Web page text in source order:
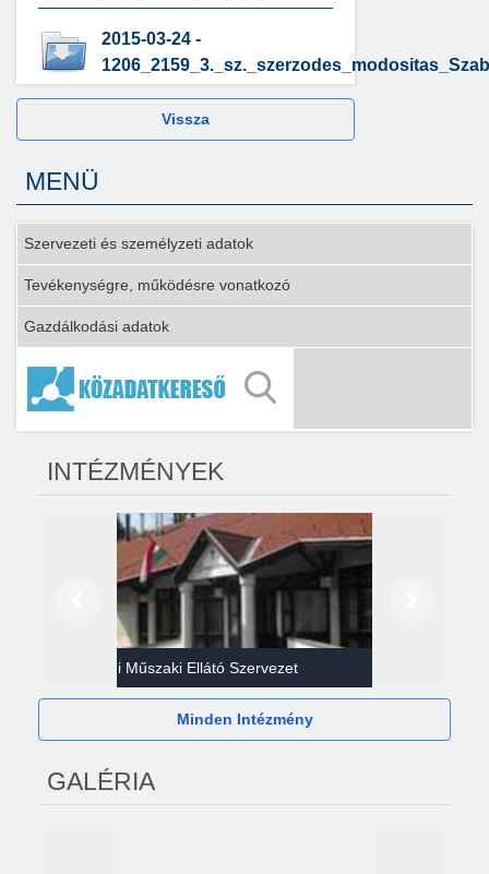
2015-03-24 -
Vissza
MENÜ
Szervezeti és személyzeti adatok
Tevékenységre, működésre vonatkozó
Gazdálkodási adatok
INTÉZMÉNYEK
Gazdasági Műszaki Ellátó Szervezet
Minden Intézmény
GALÉRIA